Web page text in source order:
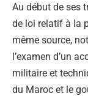
Au début de ses
de loi relatif à la
même source,
l’examen d’un
militaire et
du Maroc et le